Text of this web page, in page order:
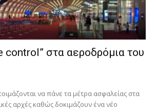
control” στα αεροδρόμια του
να πάνε τα μέτρα ασφαλείας στα
αρχές καθώς δοκιμάζουν ένα νέο